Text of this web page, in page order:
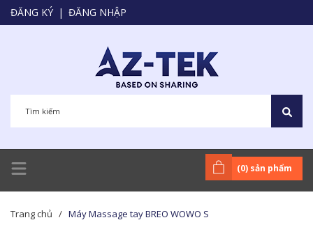
ĐĂNG KÝ | ĐĂNG NHẬP
(0) sản phẩm
Trang chủ / Máy Massage tay BREO WOWO S